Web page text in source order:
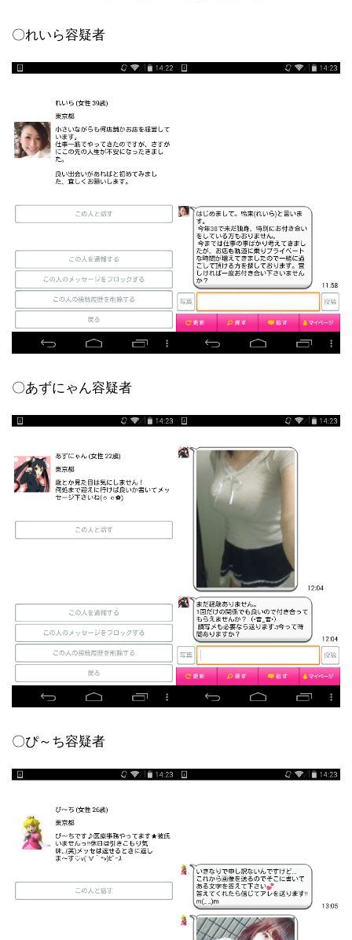
〇れいら容疑者
〇あずにゃん容疑者
〇ぴ～ち容疑者